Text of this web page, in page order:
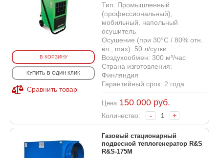
В КОРЗИНУ
КУПИТЬ В ОДИН КЛИК
Сравнить товар
Тип: Промышленный
(профессиональный),
мобильный, напольный
осушитель
Осушение (при 30°С / 80% отн.
вл., max): 50 л/сутки
Воздухообмен: 300 м³/час
Страна изготовления:
Финляндия
Гарантийный срок: 2 года
Цена 150 000 руб.
Количество: - +
Газовый стационарный
подвесной теплогенератор R&S
R&S-175M